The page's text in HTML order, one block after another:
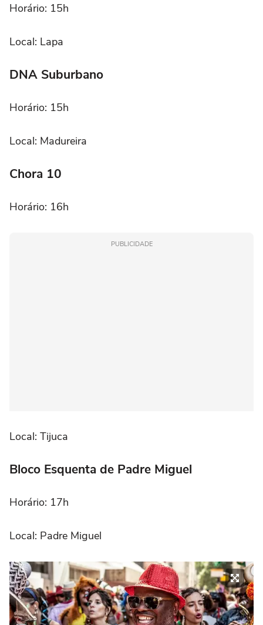
Horário: 15h
Local: Lapa
DNA Suburbano
Horário: 15h
Local: Madureira
Chora 10
Horário: 16h
PUBLICIDADE
Local: Tijuca
Bloco Esquenta de Padre Miguel
Horário: 17h
Local: Padre Miguel